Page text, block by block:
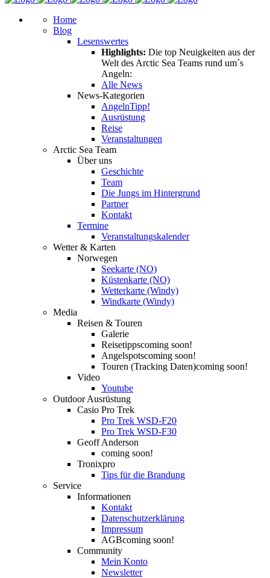
Home
Blog
Lesenswertes
Highlights: Die top Neuigkeiten aus der
Welt des Arctic Sea Teams rund um´s
Angeln:
Alle News
News-Kategorien
AngelnTipp!
Ausrüstung
Reise
Veranstaltungen
Arctic Sea Team
Über uns
Geschichte
Team
Die Jungs im Hintergrund
Partner
Kontakt
Termine
Veranstaltungskalender
Wetter & Karten
Norwegen
Seekarte (NO)
Küstenkarte (NO)
Wetterkarte (Windy)
Windkarte (Windy)
Media
Reisen & Touren
Galerie
Reisetippscoming soon!
Angelspotscoming soon!
Touren (Tracking Daten)coming soon!
Video
Youtube
Outdoor Ausrüstung
Casio Pro Trek
Pro Trek WSD-F20
Pro Trek WSD-F30
Geoff Anderson
coming soon!
Tronixpro
Tips für die Brandung
Service
Informationen
Kontakt
Datenschutzerklärung
Impressum
AGBcoming soon!
Community
Mein Konto
Newsletter